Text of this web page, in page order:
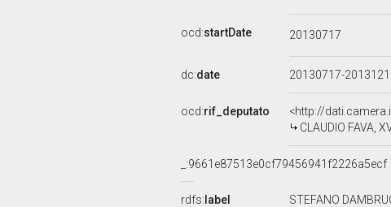
ocd:startDate 20130717
dc:date 20130717-
ocd:rif_deputato
<http://
CLAUDIO FAVA,
_:9661e87513e0cf79456941f2226a5ecf
rdfs: label STEFANO